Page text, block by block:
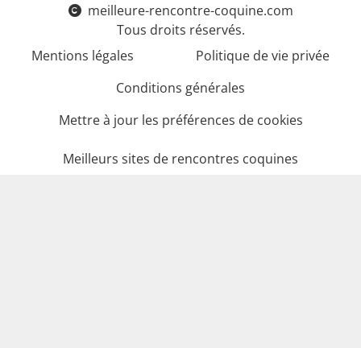
meilleure-rencontre-coquine.com
Tous droits réservés.
Mentions légales
Politique de vie privée
Conditions générales
Mettre à jour les préférences de cookies
Meilleurs sites de rencontres coquines